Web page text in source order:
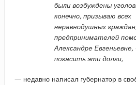
были возбуждены
конечно, призываю всех
неравнодушных
предпринимателей
Александре
погасить эти долги,
— недавно написал губернатор в